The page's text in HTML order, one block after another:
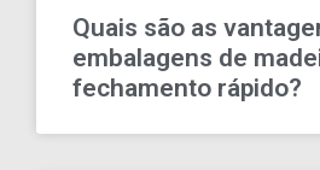
Quais são as
embalagens de
fechamento rápido?